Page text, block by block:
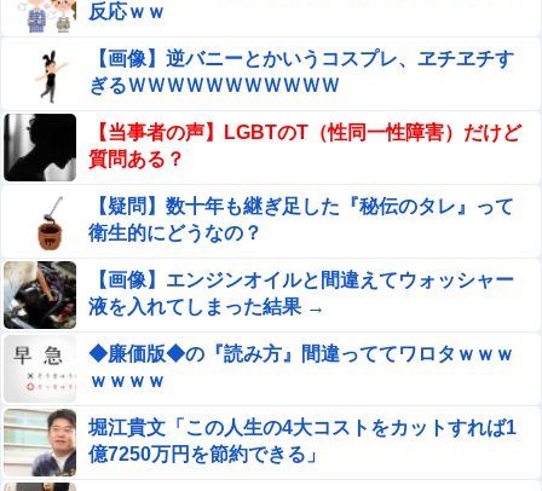
反応ｗｗ
【画像】逆バニーとかいうコスプレ、ヱチヱチす
ぎるＷＷＷＷＷＷＷＷＷＷＷ
【当事者の声】LGBTのT（性同一性障害）だけど
質問ある？
【疑問】数十年も継ぎ足した『秘伝のタレ』って
衛生的にどうなの？
【画像】エンジンオイルと間違えてウォッシャー
液を入れてしまった結果 →
◆廉価版◆の『読み方』間違っててワロタｗｗｗ
ｗｗｗｗ
堀江貴文「この人生の4大コストをカットすれば1
億7250万円を節約できる」